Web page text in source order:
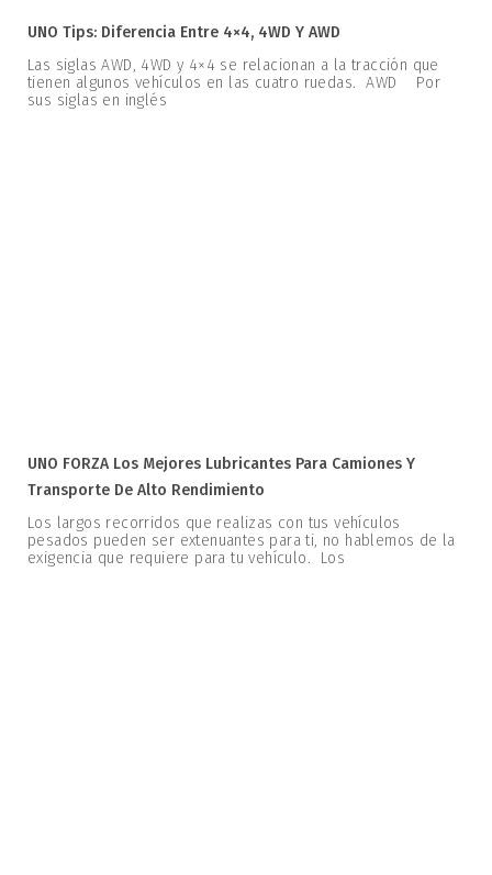
UNO Tips: Diferencia Entre 4×4, 4WD Y AWD
Las siglas AWD, 4WD y 4×4 se relacionan a la tracción que
tienen algunos vehículos en las cuatro ruedas. AWD Por
sus siglas en inglés
UNO FORZA Los Mejores Lubricantes Para Camiones Y
Transporte De Alto Rendimiento
Los largos recorridos que realizas con tus vehículos
pesados pueden ser extenuantes para ti, no hablemos de la
exigencia que requiere para tu vehículo. Los